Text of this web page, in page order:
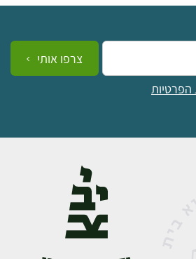
הפרטיות
צרפו אותי